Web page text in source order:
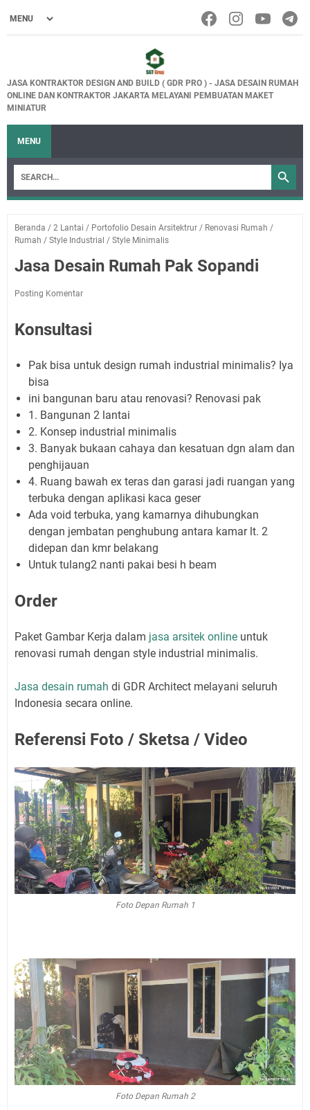
JASA KONTRAKTOR DESIGN AND BUILD ( GDR PRO ) - JASA DESAIN RUMAH
ONLINE DAN KONTRAKTOR JAKARTA MELAYANI PEMBUATAN MAKET
MINIATUR
MENU
Beranda / 2 Lantai / Portofolio Desain Arsitektrur / Renovasi Rumah /
Rumah / Style Industrial / Style Minimalis
Jasa Desain Rumah Pak Sopandi
Posting Komentar
Konsultasi
Pak bisa untuk design rumah industrial minimalis? Iya
bisa
ini bangunan baru atau renovasi? Renovasi pak
1. Bangunan 2 lantai
2. Konsep industrial minimalis
3. Banyak bukaan cahaya dan kesatuan dgn alam dan
penghijauan
4. Ruang bawah ex teras dan garasi jadi ruangan yang
terbuka dengan aplikasi kaca geser
Ada void terbuka, yang kamarnya dihubungkan
dengan jembatan penghubung antara kamar lt. 2
didepan dan kmr belakang
Untuk tulang2 nanti pakai besi h beam
Order
Paket Gambar Kerja dalam jasa arsitek online untuk
renovasi rumah dengan style industrial minimalis.
Jasa desain rumah di GDR Architect melayani seluruh
Indonesia secara online.
Referensi Foto / Sketsa / Video
Foto Depan Rumah 1
Foto Depan Rumah 2